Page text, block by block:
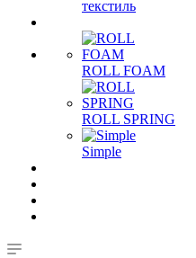
текстиль
ROLL FOAM
ROLL SPRING
Simple